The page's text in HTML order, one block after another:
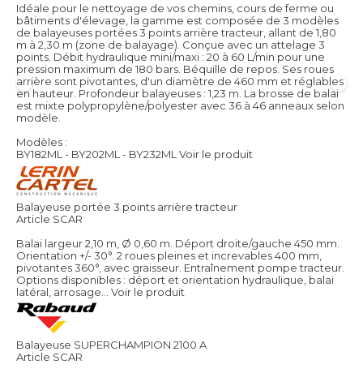
Idéale pour le nettoyage de vos chemins, cours de ferme ou
bâtiments d'élevage, la gamme est composée de 3 modèles
de balayeuses portées 3 points arrière tracteur, allant de 1,80
m à 2,30 m (zone de balayage). Conçue avec un attelage 3
points. Débit hydraulique mini/maxi : 20 à 60 L/min pour une
pression maximum de 180 bars. Béquille de repos. Ses roues
arrière sont pivotantes, d'un diamètre de 460 mm et réglables
en hauteur. Profondeur balayeuses : 1,23 m. La brosse de balai
est mixte polypropylène/polyester avec 36 à 46 anneaux selon
modèle.
Modèles :
BY182ML - BY202ML - BY232ML Voir le produit
Balayeuse portée 3 points arrière tracteur
Article SCAR
Balai largeur 2,10 m, Ø 0,60 m. Déport droite/gauche 450 mm.
Orientation +/- 30°. 2 roues pleines et increvables 400 mm,
pivotantes 360°, avec graisseur. Entraînement pompe tracteur.
Options disponibles : déport et orientation hydraulique, balai
latéral, arrosage...
Voir le produit
Balayeuse SUPERCHAMPION 2100 A
Article SCAR